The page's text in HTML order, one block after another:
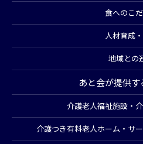
食へのこ
人材育成
地域との
あと会が提供す
介護老人福祉施設・
介護つき有料老人ホーム・サ